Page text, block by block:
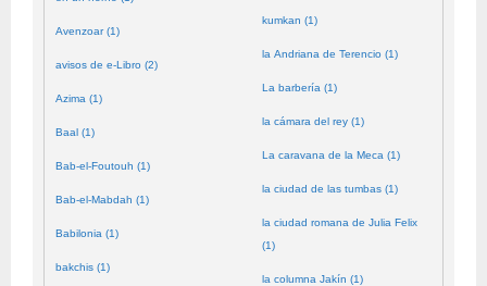
Avenzoar (1)
avisos de e-Libro (2)
Azima (1)
Baal (1)
Bab-el-Foutouh (1)
Bab-el-Mabdah (1)
Babilonia (1)
bakchis (1)
kumkan (1)
la Andriana de Terencio (1)
La barbería (1)
la cámara del rey (1)
La caravana de la Meca (1)
la ciudad de las tumbas (1)
la ciudad romana de Julia Felix
(1)
la columna Jakín (1)